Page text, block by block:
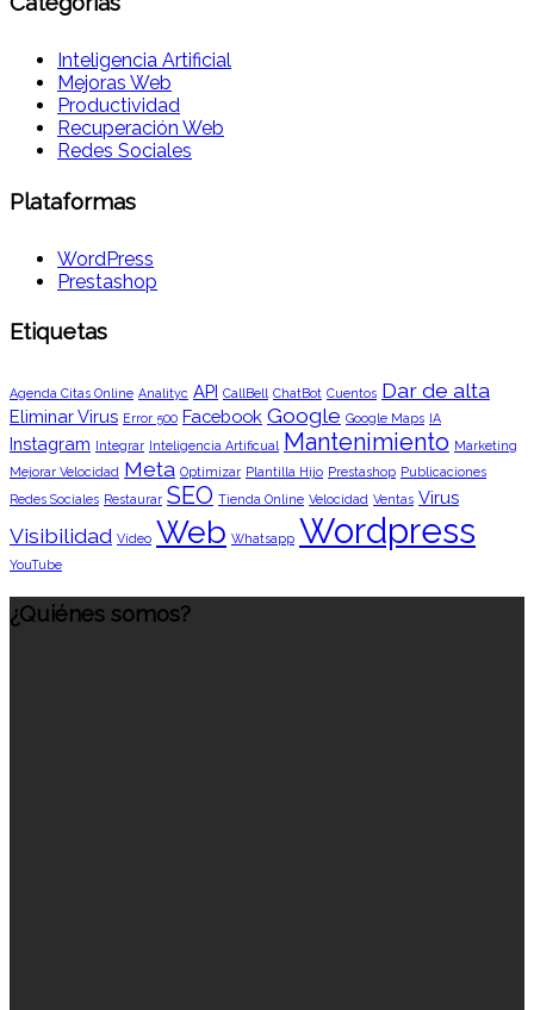
Inteligencia Artificial
Mejoras Web
Productividad
Recuperación Web
Redes Sociales
Plataformas
WordPress
Prestashop
Etiquetas
Agenda Citas Online Analityc API CallBell ChatBot Cuentos Dar de alta
Eliminar Virus Error 500 Facebook Google Google Maps IA
Instagram Integrar Inteligencia Artificual Mantenimiento Marketing
Mejorar Velocidad Meta Optimizar Plantilla Hijo Prestashop Publicaciones
Redes Sociales Restaurar SEO Tienda Online Velocidad Ventas Virus
Visibilidad Vídeo Web Whatsapp Wordpress
YouTube
¿Quiénes somos?